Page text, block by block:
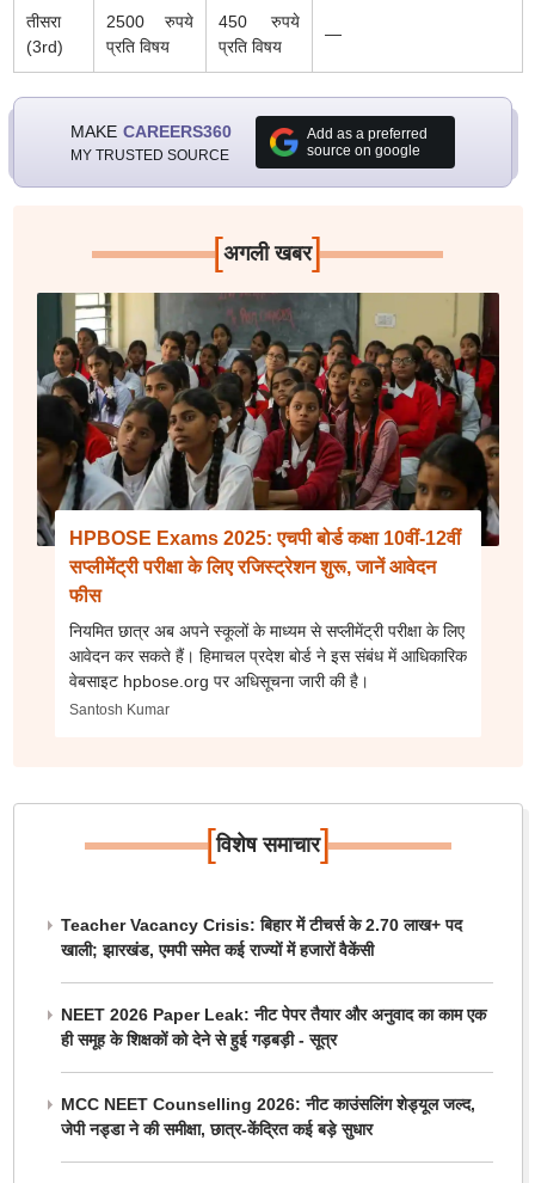
तीसरा
(3rd)
2500 रुपये
प्रति विषय
450 रुपये
प्रति विषय
—
MAKE CAREERS360
MY TRUSTED SOURCE
Add as a preferred
source on google
[अगली खबर]
HPBOSE Exams 2025: एचपी बोर्ड कक्षा 10वीं-12वीं
सप्लीमेंट्री परीक्षा के लिए रजिस्ट्रेशन शुरू, जानें आवेदन
फीस
नियमित छात्र अब अपने स्कूलों के माध्यम से सप्लीमेंट्री परीक्षा के लिए
आवेदन कर सकते हैं। हिमाचल प्रदेश बोर्ड ने इस संबंध में आधिकारिक
वेबसाइट hpbose.org पर अधिसूचना जारी की है।
Santosh Kumar
[विशेष समाचार]
Teacher Vacancy Crisis: बिहार में टीचर्स के 2.70 लाख+ पद
खाली; झारखंड, एमपी समेत कई राज्यों में हजारों वैकेंसी
NEET 2026 Paper Leak: नीट पेपर तैयार और अनुवाद का काम एक
ही समूह के शिक्षकों को देने से हुई गड़बड़ी - सूत्र
MCC NEET Counselling 2026: नीट काउंसलिंग शेड्यूल जल्द,
जेपी नड्डा ने की समीक्षा, छात्र-केंद्रित कई बड़े सुधार